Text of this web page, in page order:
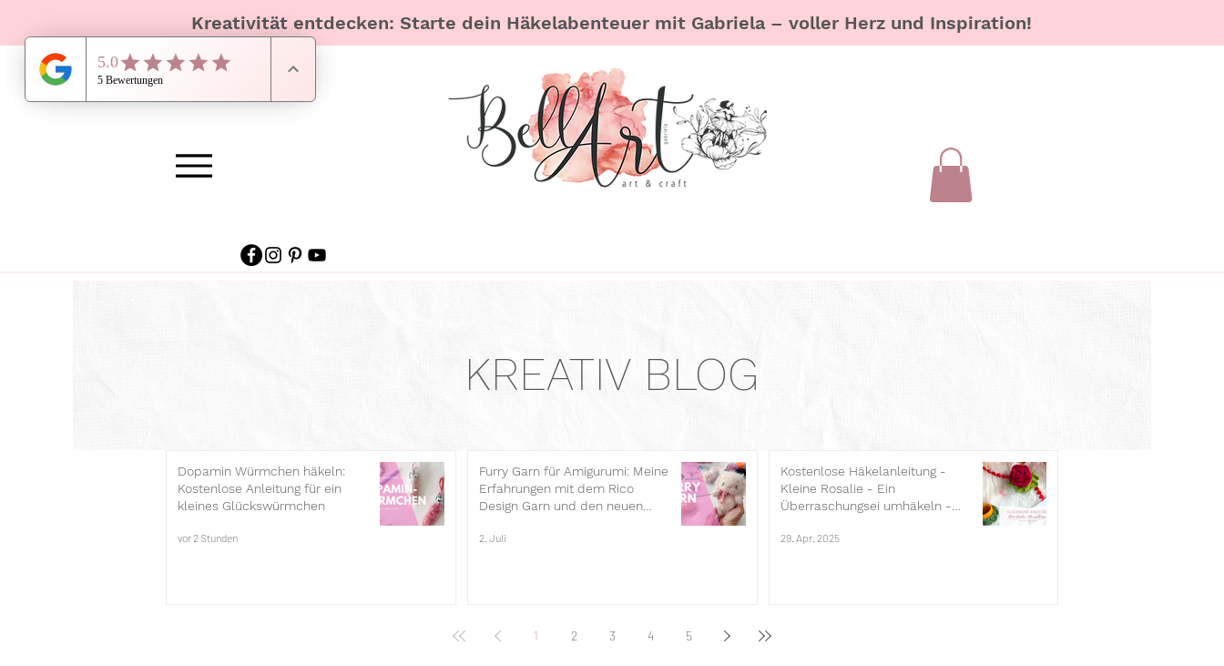
Kreativität entdecken: Starte dein Häkelabenteuer mit Gabriela – voller Herz und Inspiration!
KREATIV BLOG
Dopamin Würmchen häkeln:
Kostenlose Anleitung für ein
kleines Glückswürmchen
vor 2 Stunden
Furry Garn für Amigurumi: Meine
Erfahrungen mit dem Rico
Design Garn und den neuen
2. Juli
Kostenlose Häkelanleitung -
Kleine Rosalie - Ein
Überraschungsei umhäkeln -
29. Apr. 2025
1 2 3 4 5